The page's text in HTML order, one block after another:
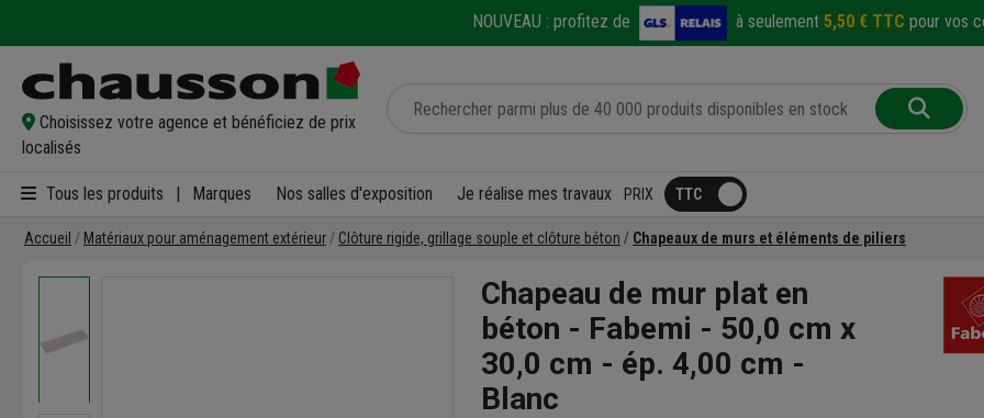
NOUVEAU : profitez de à seulement 5,50 € TTC pour vos
Choisissez votre agence et bénéficiez de prix
localisés
Tous les produits Marques Nos salles d'exposition Je réalise mes travaux PRIX
Accueil Matériaux pour aménagement extérieur Clôture rigide, grillage souple et clôture béton Chapeaux de murs et éléments de piliers
Chapeau de mur plat en
béton - Fabemi - 50,0 cm x
30,0 cm - ép. 4,00 cm -
Blanc